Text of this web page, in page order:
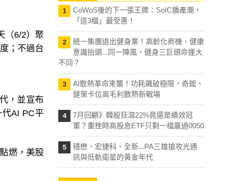
（6/2）聚
；不過台
，並宣布
AI PC平
燃，美股
1
CoWoS後的下一張王牌：SoIC擴產潮，
「這3檔」最受惠！
2
統一集團退出健身業！高齡化商機、健康
意識抬頭...同一陣風，健身三巨頭命運大
不同？
3
AI散熱革命來襲！功耗飆破極限，奇鋐、
健策卡位高毛利散熱新戰場
4
7月回顧》韓股狂瀉22%竟還是績效冠
軍？重挫時高股息ETF只剩一檔贏過0050
5
穩懋、宏捷科、全新...PA三雄搶攻光通
訊與低軌衛星的黃金年代